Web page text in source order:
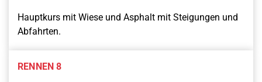
Hauptkurs mit Wiese und Asphalt mit Steigungen und
Abfahrten.
RENNEN 8